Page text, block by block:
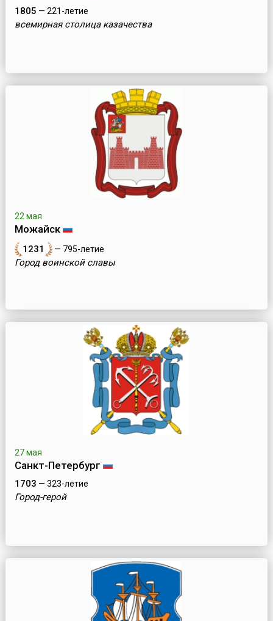
1805 — 221-летие
всемирная столица казачества
22 мая
Можайск
1231 — 795-летие
Город воинской славы
27 мая
Санкт-Петербург
1703 — 323-летие
Город-герой